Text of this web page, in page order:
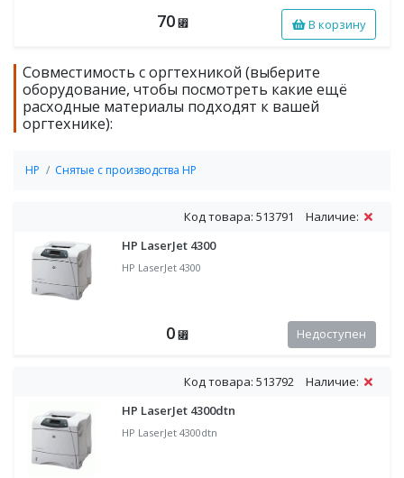
70 ⃏ В корзину
Совместимость с оргтехникой (выберите
оборудование, чтобы посмотреть какие ещё
расходные материалы подходят к вашей
оргтехнике):
HP Снятые с производства HP
Код товара: 513791
Наличие:
HP LaserJet 4300
HP LaserJet 4300
0 ⃏ Недоступен
Код товара: 513792
Наличие:
HP LaserJet 4300dtn
HP LaserJet 4300dtn